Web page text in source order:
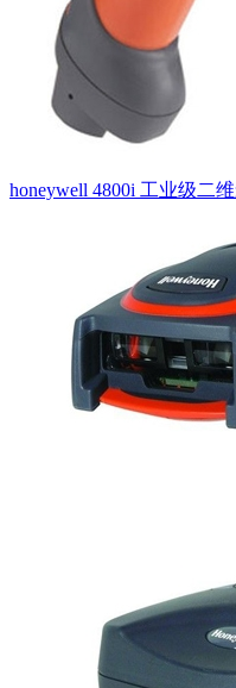
honeywell 4800i 工业级二